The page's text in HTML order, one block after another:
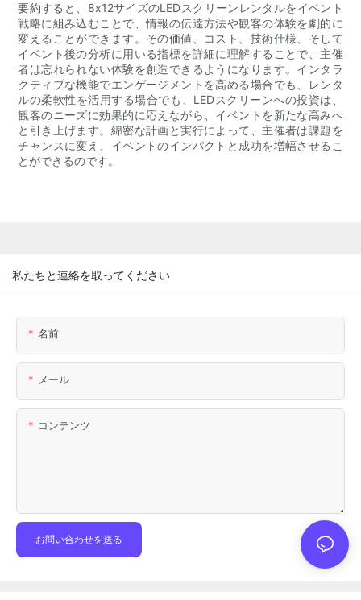
要約すると、8x12サイズのLEDスクリーンレンタルをイベント
戦略に組み込むことで、情報の伝達方法や観客の体験を劇的に
変えることができます。その価値、コスト、技術仕様、そして
イベント後の分析に用いる指標を詳細に理解することで、主催
者は忘れられない体験を創造できるようになります。インタラ
クティブな機能でエンゲージメントを高める場合でも、レンタ
ルの柔軟性を活用する場合でも、LEDスクリーンへの投資は、
観客のニーズに効果的に応えながら、イベントを新たな高みへ
と引き上げます。綿密な計画と実行によって、主催者は課題を
チャンスに変え、イベントのインパクトと成功を増幅させるこ
とができるのです。
私たちと連絡を取ってください
名前
メール
コンテンツ
お問い合わせを送る